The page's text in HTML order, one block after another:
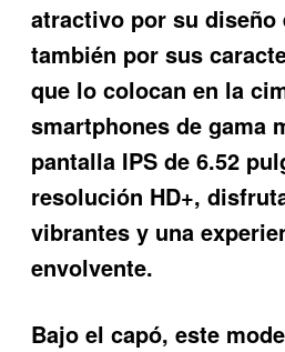
atractivo por su diseño
también por sus
que lo colocan en la
smartphones de gama
pantalla IPS de 6.52
resolución HD+,
vibrantes y una
envolvente.
Bajo el capó, este